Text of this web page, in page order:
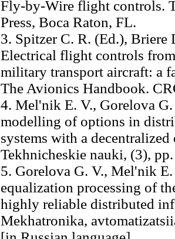
Fly-by-Wire flight controls.
Press, Boca Raton, FL.
3. Spitzer C. R. (Ed.), Briere
Electrical flight controls
military transport aircraft: a
The Avionics Handbook.
4. Mel'nik E. V., Gorelova
modelling of options in
systems with a
Tekhnicheskie nauki, (3),
5. Gorelova G. V., Mel'nik
equalization processing of
highly reliable distributed
Mekhatronika,